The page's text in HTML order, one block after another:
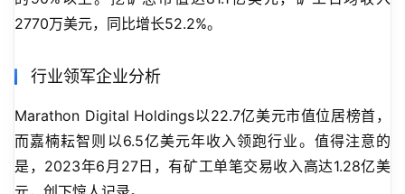
2770万美元，同比增长52.2%。
行业领军企业分析
Marathon Digital Holdings以22.7亿美元市值位居榜首，
而嘉楠耘智则以6.5亿美元年收入领跑行业。值得注意的
是，2023年6月27日，有矿工单笔交易收入高达1.28亿美